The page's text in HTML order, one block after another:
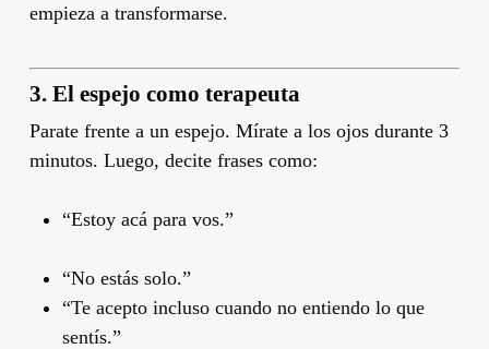
empieza a transformarse.
3. El espejo como terapeuta
Parate frente a un espejo. Mírate a los ojos durante 3
minutos. Luego, decite frases como:
“Estoy acá para vos.”
“No estás solo.”
“Te acepto incluso cuando no entiendo lo que
sentís.”